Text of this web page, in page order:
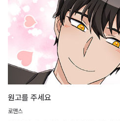
원고를 주세요
로맨스